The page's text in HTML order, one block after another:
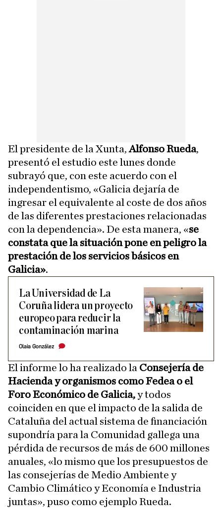
El presidente de la Xunta,Alfonso Rueda,
presentó el estudio este lunes donde
subrayó que, con este acuerdo con el
independentismo, «Galicia dejaría de
ingresar el equivalente al coste de dos años
de las diferentes prestaciones relacionadas
con la dependencia». De esta manera, «se
constata que la situación pone en peligro la
prestación de los servicios básicos en
Galicia».
La Universidad de La
Coruña lidera un proyecto
europeo para reducir la
contaminación marina
Olaia González
El informe lo ha realizado la Consejería de
Hacienda y organismos como Fedea o el
Foro Económico de Galicia,y todos
coinciden en que el impacto de la salida de
Cataluña del actual sistema de financiación
supondría para la Comunidad gallega una
pérdida de recursos de más de 600 millones
anuales, «lo mismo que los presupuestos de
las consejerías de Medio Ambiente y
Cambio Climático y Economía e Industria
juntas», puso como ejemplo Rueda.